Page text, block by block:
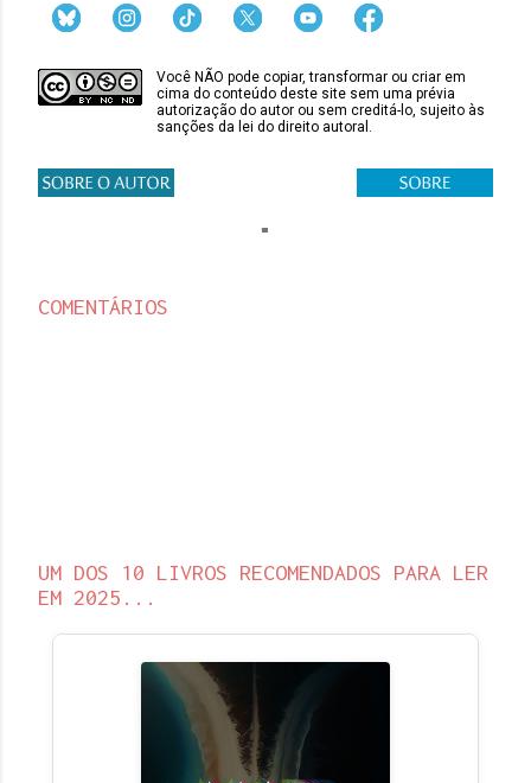
Você NÃO pode copiar, transformar ou criar em
cima do conteúdo deste site sem uma prévia
autorização do autor ou sem creditá-lo, sujeito às
sanções da lei do direito autoral.
COMENTÁRIOS
UM DOS 10 LIVROS RECOMENDADOS PARA LER
EM 2025...